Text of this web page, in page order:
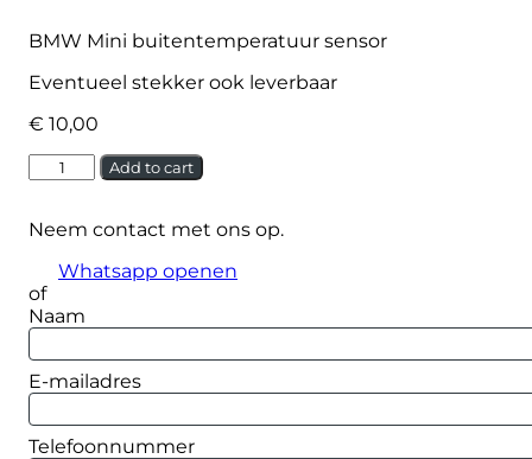
BMW Mini buitentemperatuur sensor
Eventueel stekker ook leverbaar
€ 10,00
BMW
Mini
sensor
Add to cart
Neem contact met ons op.
Whatsapp openen
of
Naam
E-mailadres
Telefoonnummer